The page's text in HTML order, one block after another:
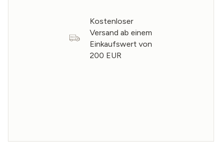
Kostenloser
Versand ab einem
Einkaufswert von
200 EUR